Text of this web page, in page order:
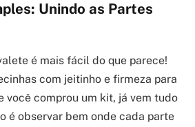
Unindo as Partes
é mais fácil do que parece!
com jeitinho e firmeza para
você comprou um kit, já vem tudo
é observar bem onde cada parte